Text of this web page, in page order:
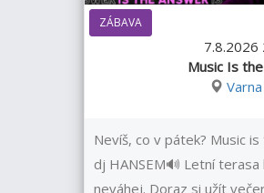
ZÁBAVA
7.8.2026
Music Is
Nevíš, co v pátek? Music
dj HANSEM🔊 Letní
neváhej. Doraz si užít